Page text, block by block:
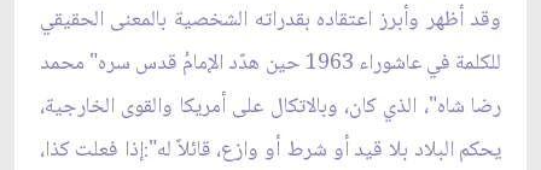
وقد أظهر وأبرز اعتقاده بقدراته الشخصية بالمعنى الحقيقي
للكلمة في عاشوراء 1963 حين هدّد الإمامُ قدس سره" محمد
رضا شاه"، الذي كان، وبالاتكال على أمريكا والقوى الخارجية،
يحكم البلاد بلا قيد أو شرط أو وازع، قائلاً له":إذا فعلت كذا،